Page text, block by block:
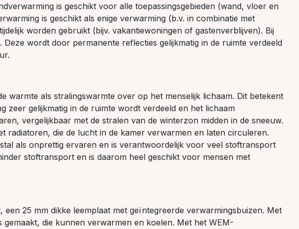
is geschikt voor alle toepassingsgebieden (wand, vloer en
is geschikt als enige verwarming (b.v. in combinatie met
worden gebruikt (bijv. vakantiewoningen of gastenverblijven). Bij
wordt door permanente reflecties gelijkmatig in de ruimte verdeeld
als stralingswarmte over op het menselijk lichaam. Dit betekent
gelijkmatig in de ruimte wordt verdeeld en het lichaam
vergelijkbaar met de stralen van de winterzon midden in de sneeuw.
radiatoren, die de lucht in de kamer verwarmen en laten circuleren.
als onprettig ervaren en is verantwoordelijk voor veel stoftransport
stoftransport en is daarom heel geschikt voor mensen met
, een 25 mm dikke leemplaat met geïntegreerde verwarmingsbuizen. Met
die kunnen verwarmen en koelen. Met het WEM-